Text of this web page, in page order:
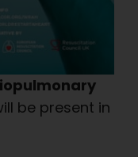
be present in